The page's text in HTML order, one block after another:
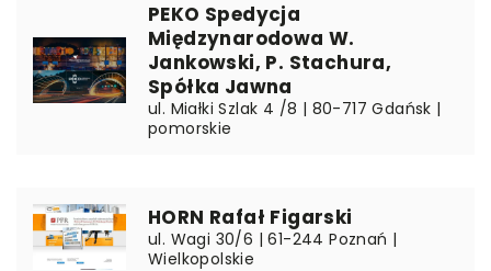
PEKO Spedycja
Międzynarodowa W.
Jankowski, P. Stachura,
Spółka Jawna
ul. Miałki Szlak 4 /8 | 80-717 Gdańsk |
pomorskie
HORN Rafał Figarski
ul. Wagi 30/6 | 61-244 Poznań |
Wielkopolskie